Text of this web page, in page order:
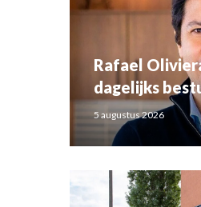
Rafael
dagelijks
5 augustus 2026